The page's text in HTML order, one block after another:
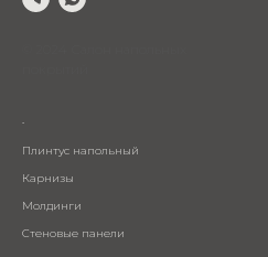
.
Плинтус напольный
Карнизы
Молдинги
Стеновые панели